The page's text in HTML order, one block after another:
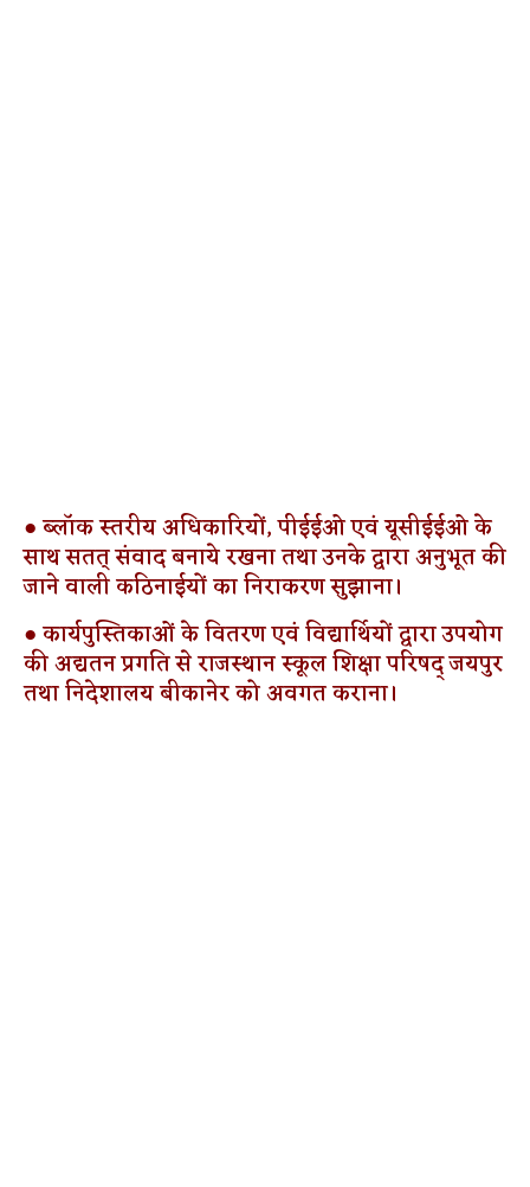
● ब्लॉक स्तरीय अधिकारियों, पीईईओ एवं यूसीईईओ के
साथ सतत् संवाद बनाये रखना तथा उनके द्वारा अनुभूत की
जाने वाली कठिनाईयों का निराकरण सुझाना।
● कार्यपुस्तिकाओं के वितरण एवं विद्यार्थियों द्वारा उपयोग
की अद्यतन प्रगति से राजस्थान स्कूल शिक्षा परिषद् जयपुर
तथा निदेशालय बीकानेर को अवगत कराना।